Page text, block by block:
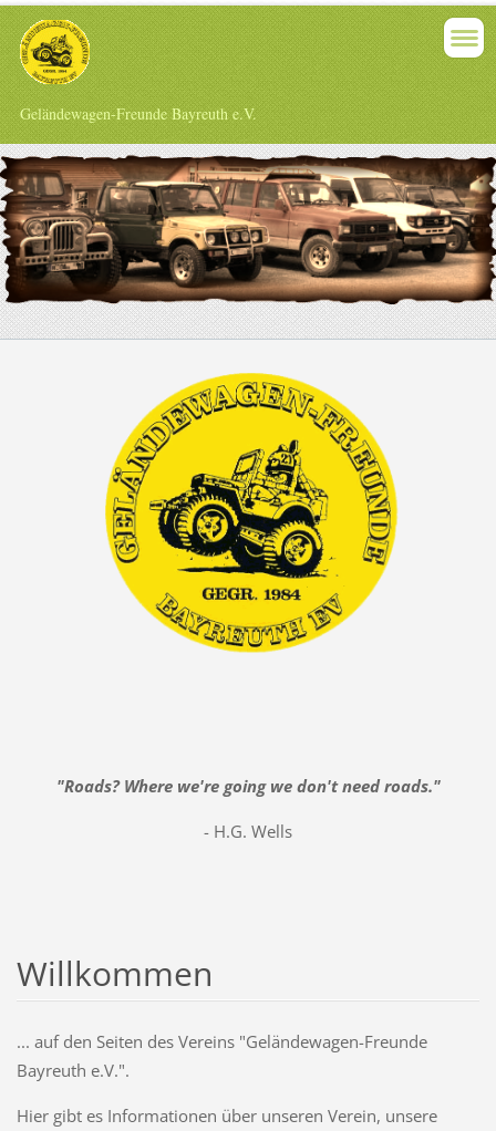
Geländewagen-Freunde Bayreuth e.V.
"Roads? Where we're going we don't need roads."
- H.G. Wells
Willkommen
... auf den Seiten des Vereins "Geländewagen-Freunde
Bayreuth e.V.".
Hier gibt es Informationen über unseren Verein, unsere